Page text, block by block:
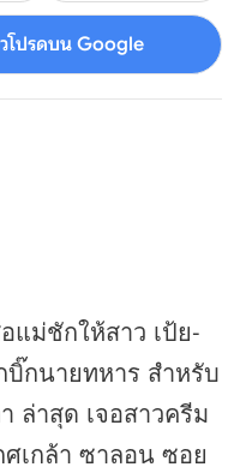
โปรดบน Google
แม่ชักให้สาว เป้ย-
กนายทหาร สำหรับ
ล่าสุด เจอสาวครีม
ศเกล้า ซาลอน ซอย